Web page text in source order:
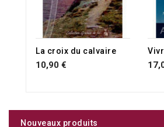
La croix du calvaire
10,90 €
Nouveaux produits